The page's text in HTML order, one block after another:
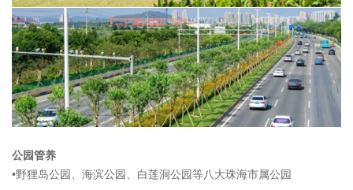
公园管养
•野狸岛公园、海滨公园、白莲洞公园等八大珠海市属公园